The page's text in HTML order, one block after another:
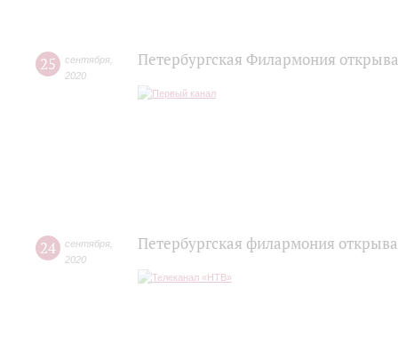
25 сентября
2020
Петербургская Филармония
24 сентября
2020
Петербургская филармония